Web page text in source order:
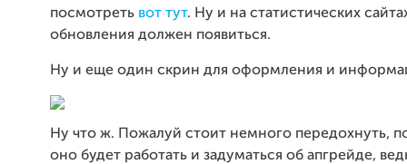
посмотреть вот тут. Ну и на статистических
обновления должен появиться.
Ну и еще один скрин для оформления и
Ну что ж. Пожалуй стоит немного передохнуть,
оно будет работать и задуматься об апгрейде,